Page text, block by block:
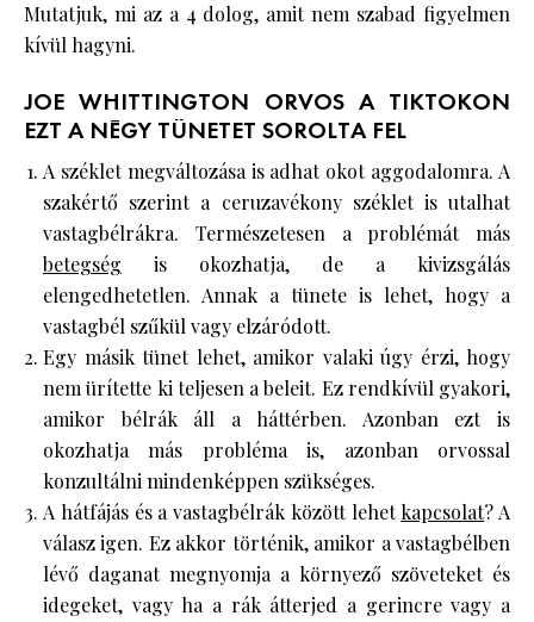
Mutatjuk, mi az a 4 dolog, amit nem szabad figyelmen
kívül hagyni.
JOE WHITTINGTON ORVOS A TIKTOKON
EZT A NÉGY TÜNETET SOROLTA FEL
A széklet megváltozása is adhat okot aggodalomra. A
szakértő szerint a ceruzavékony széklet is utalhat
vastagbélrákra. Természetesen a problémát más
betegség is okozhatja, de a kivizsgálás
elengedhetetlen. Annak a tünete is lehet, hogy a
vastagbél szűkül vagy elzáródott.
Egy másik tünet lehet, amikor valaki úgy érzi, hogy
nem ürítette ki teljesen a beleit. Ez rendkívül gyakori,
amikor bélrák áll a háttérben. Azonban ezt is
okozhatja más probléma is, azonban orvossal
konzultálni mindenképpen szükséges.
A hátfájás és a vastagbélrák között lehetkapcsolat? A
válasz igen. Ez akkor történik, amikor a vastagbélben
lévő daganat megnyomja a környező szöveteket és
idegeket, vagy ha a rák átterjed a gerincre vagy a